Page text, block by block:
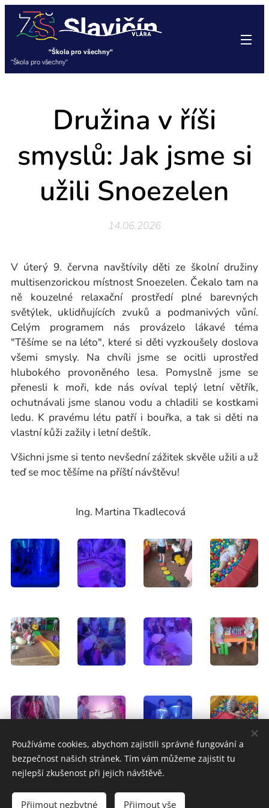
"Škola pro všechny"
"Škola pro všechny"
Družina v říši
smyslů: Jak jsme si
užili Snoezelen
14.06.2026
V úterý 9. června navštívily děti ze školní družiny
multisenzorickou místnost Snoezelen. Čekalo tam na
ně kouzelné relaxační prostředí plné barevných
světýlek, uklidňujících zvuků a podmanivých vůní.
Celým programem nás provázelo lákavé téma
"Těšíme se na léto", které si děti vyzkoušely doslova
všemi smysly. Na chvíli jsme se ocitli uprostřed
hlubokého provoněného lesa. Pomyslně jsme se
přenesli k moři, kde nás ovíval teplý letní větřík,
ochutnávali jsme slanou vodu a chladili se kostkami
ledu. K pravému létu patří i bouřka, a tak si děti na
vlastní kůži zažily i letní deštík.
Všichni jsme si tento nevšední zážitek skvěle užili a už
teď se moc těšíme na příští návštěvu!
Ing. Martina Tkadlecová
Školní web vytvořil team ZŠ Slavičín
Používáme cookies, abychom zajistili správné fungování a
bezpečnost našich stránek. Tím vám můžeme zajistit tu
nejlepší zkušenost při jejich návštěvě.
Přijmout nezbytné Přijmout vše